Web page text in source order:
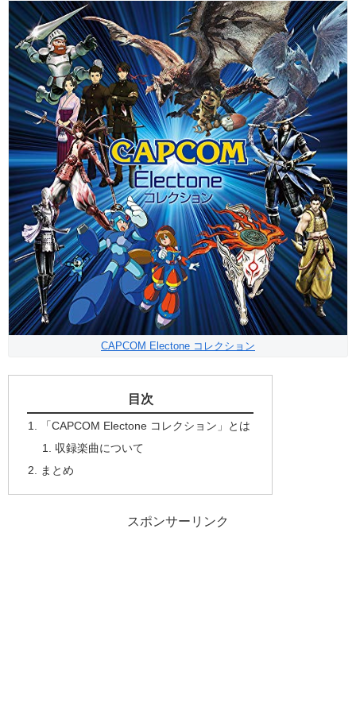
CAPCOM Electone コレクション
目次
「CAPCOM Electone コレクション」とは
収録楽曲について
まとめ
スポンサーリンク